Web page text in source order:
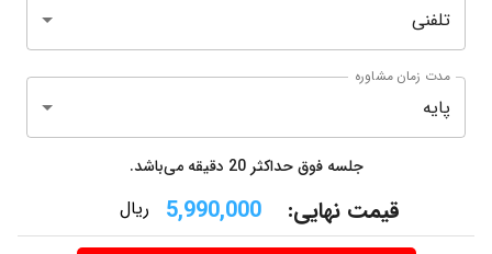
تلفنی
مدت زمان مشاوره
پایه
جلسه فوق حداکثر20 دقیقه می‌باشد.
قیمت نهایی: 5,990,000 ریال